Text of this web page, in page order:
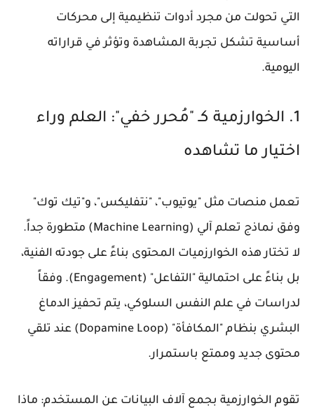
التي تحولت من مجرد أدوات تنظيمية إلى محركات
أساسية تشكل تجربة المشاهدة وتؤثر في قراراته
اليومية.
1. الخوارزمية كـ "مُحرر خفي": العلم وراء
اختيار ما تشاهده
تعمل منصات مثل "يوتيوب"، "نتفليكس"، و"تيك توك"
وفق نماذج تعلم آلي (Machine Learning) متطورة جداً.
لا تختار هذه الخوارزميات المحتوى بناءً على جودته الفنية،
بل بناءً على احتمالية "التفاعل" (Engagement). وفقاً
لدراسات في علم النفس السلوكي، يتم تحفيز الدماغ
البشري بنظام "المكافأة" (Dopamine Loop) عند تلقي
محتوى جديد وممتع باستمرار.
تقوم الخوارزمية بجمع آلاف البيانات عن المستخدم: ماذا